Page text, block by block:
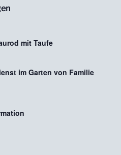
mit Taufe
im Garten von Familie